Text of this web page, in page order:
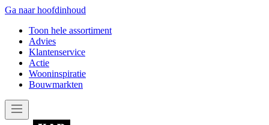
Ga naar hoofdinhoud
Toon hele assortiment
Advies
Klantenservice
Actie
Wooninspiratie
Bouwmarkten